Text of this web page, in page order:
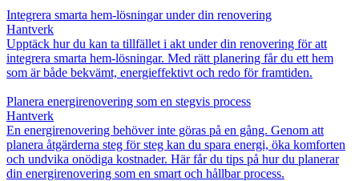
Integrera smarta hem-lösningar under din renovering
Hantverk
Upptäck hur du kan ta tillfället i akt under din renovering för att
integrera smarta hem-lösningar. Med rätt planering får du ett hem
som är både bekvämt, energieffektivt och redo för framtiden.
Planera energirenovering som en stegvis process
Hantverk
En energirenovering behöver inte göras på en gång. Genom att
planera åtgärderna steg för steg kan du spara energi, öka komforten
och undvika onödiga kostnader. Här får du tips på hur du planerar
din energirenovering som en smart och hållbar process.